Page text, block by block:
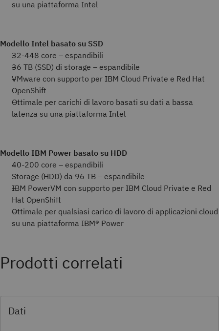
su una piattaforma Intel
Modello Intel basato su SSD
32-448 core – espandibili
36 TB (SSD) di storage – espandibile
VMware con supporto per IBM Cloud Private e Red Hat
OpenShift
Ottimale per carichi di lavoro basati su dati a bassa
latenza su una piattaforma Intel
Modello IBM Power basato su HDD
40-200 core – espandibili
Storage (HDD) da 96 TB – espandibile
IBM PowerVM con supporto per IBM Cloud Private e Red
Hat OpenShift
Ottimale per qualsiasi carico di lavoro di applicazioni cloud
su una piattaforma IBM® Power
Prodotti correlati
Dati